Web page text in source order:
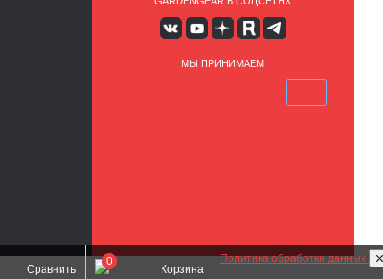
МЫ ПРИНИМАЕМ
Политика обработки данных
Корзина
0
Сравнить